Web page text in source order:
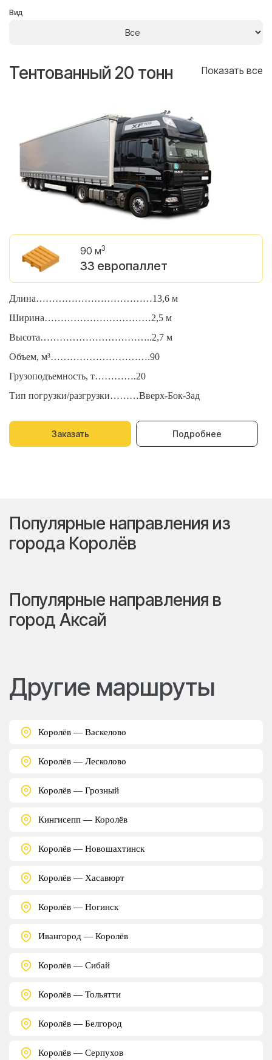
Вид
Тентованный 20 тонн Показать все
90 м3
33 европаллет
Длина………………………………13,6 м
Ширина……………………………2,5 м
Высота……………………………..2,7 м
Объем, м³………………………….90
Грузоподъемность, т………….20
Тип погрузки/разгрузки………Вверх-Бок-Зад
Заказать Подробнее
Популярные направления из
города Королёв
Популярные направления в
город Аксай
Другие маршруты
Королёв — Васкелово
Королёв — Лесколово
Королёв — Грозный
Кингисепп — Королёв
Королёв — Новошахтинск
Королёв — Хасавюрт
Королёв — Ногинск
Ивангород — Королёв
Королёв — Сибай
Королёв — Тольятти
Королёв — Белгород
Королёв — Серпухов